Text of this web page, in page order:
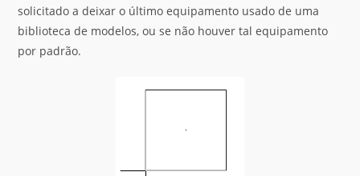
solicitado a deixar o último equipamento usado de uma
biblioteca de modelos, ou se não houver tal equipamento
por padrão.